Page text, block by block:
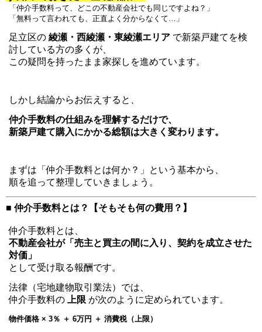
「仲介手数料って、どこの不動産会社でも同じですよね？」
「無料って言われても、正直よく分からなくて…」
足立区の 綾瀬・西綾瀬・東綾瀬エリア で新築戸建てを検
討している方の多くが、
この疑問を持ったまま家探しを進めています。
しかし結論からお伝えすると、
仲介手数料の仕組みを理解するだけで、
新築戸建て購入にかかる総額は大きく変わります。
まずは「仲介手数料とは何か？」という基本から、
順を追って整理していきましょう。
■ 仲介手数料とは？【そもそも何の費用？】
仲介手数料とは、
不動産会社が「売主と買主の間に入り、契約を成立させた
対価」
として受け取る報酬です。
法律（宅地建物取引業法）では、
仲介手数料の
上限 が次のように定められています。
物件価格 × 3％ ＋ 6万円 ＋ 消費税（上限）